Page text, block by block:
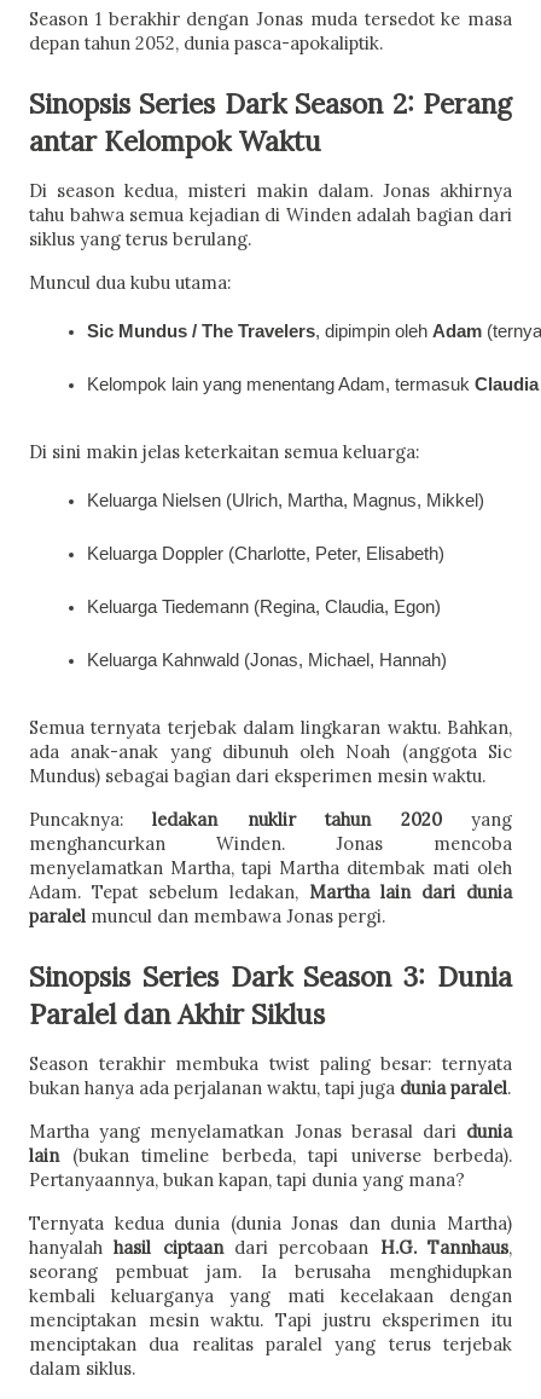
Season 1 berakhir dengan Jonas muda tersedot ke masa
depan tahun 2052, dunia pasca-apokaliptik.
Sinopsis Series Dark Season 2: Perang
antar Kelompok Waktu
Di season kedua, misteri makin dalam. Jonas akhirnya
tahu bahwa semua kejadian di Winden adalah bagian dari
siklus yang terus berulang.
Muncul dua kubu utama:
Sic Mundus / The Travelers, dipimpin oleh Adam
Kelompok lain yang menentang Adam, termasuk
Di sini makin jelas keterkaitan semua keluarga:
Keluarga Nielsen (Ulrich, Martha, Magnus, Mikkel)
Keluarga Doppler (Charlotte, Peter, Elisabeth)
Keluarga Tiedemann (Regina, Claudia, Egon)
Keluarga Kahnwald (Jonas, Michael, Hannah)
Semua ternyata terjebak dalam lingkaran waktu. Bahkan,
ada anak-anak yang dibunuh oleh Noah (anggota Sic
Mundus) sebagai bagian dari eksperimen mesin waktu.
Puncaknya:ledakan nuklir tahun 2020yang
menghancurkan Winden. Jonas mencoba
menyelamatkan Martha, tapi Martha ditembak mati oleh
Adam. Tepat sebelum ledakan, Martha lain dari dunia
paralel muncul dan membawa Jonas pergi.
Sinopsis Series Dark Season 3: Dunia
Paralel dan Akhir Siklus
Season terakhir membuka twist paling besar: ternyata
bukan hanya ada perjalanan waktu, tapi juga dunia paralel.
Martha yang menyelamatkan Jonas berasal dari dunia
lain (bukan timeline berbeda, tapi universe berbeda).
Pertanyaannya, bukan kapan, tapi dunia yang mana?
Ternyata kedua dunia (dunia Jonas dan dunia Martha)
hanyalahhasil ciptaandari percobaan H.G. Tannhaus,
seorang pembuat jam. Ia berusaha menghidupkan
kembali keluarganya yang mati kecelakaan dengan
menciptakan mesin waktu. Tapi justru eksperimen itu
menciptakan dua realitas paralel yang terus terjebak
dalam siklus.